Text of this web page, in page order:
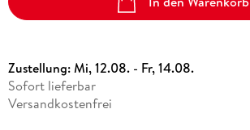
Zustellung:Mi, 12.08. - Fr, 14.08.
Sofort lieferbar
Versandkostenfrei